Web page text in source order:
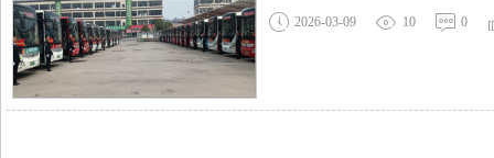
案。公司成立由副总经理带队的“两
流程“体检”，确保
2026-03-09 10 0